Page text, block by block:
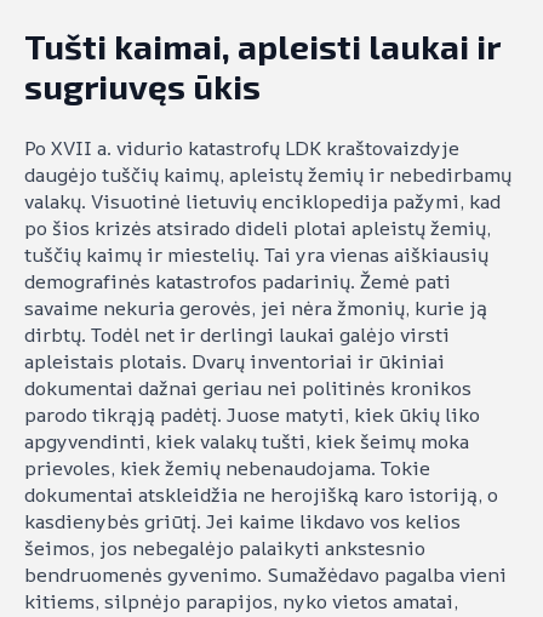
Tušti kaimai, apleisti laukai ir
sugriuvęs ūkis
Po XVII a. vidurio katastrofų LDK kraštovaizdyje
daugėjo tuščių kaimų, apleistų žemių ir nebedirbamų
valakų. Visuotinė lietuvių enciklopedija pažymi, kad
po šios krizės atsirado dideli plotai apleistų žemių,
tuščių kaimų ir miestelių. Tai yra vienas aiškiausių
demografinės katastrofos padarinių. Žemė pati
savaime nekuria gerovės, jei nėra žmonių, kurie ją
dirbtų. Todėl net ir derlingi laukai galėjo virsti
apleistais plotais. Dvarų inventoriai ir ūkiniai
dokumentai dažnai geriau nei politinės kronikos
parodo tikrąją padėtį. Juose matyti, kiek ūkių liko
apgyvendinti, kiek valakų tušti, kiek šeimų moka
prievoles, kiek žemių nebenaudojama. Tokie
dokumentai atskleidžia ne herojišką karo istoriją, o
kasdienybės griūtį. Jei kaime likdavo vos kelios
šeimos, jos nebegalėjo palaikyti ankstesnio
bendruomenės gyvenimo. Sumažėdavo pagalba vieni
kitiems, silpnėjo parapijos, nyko vietos amatai,